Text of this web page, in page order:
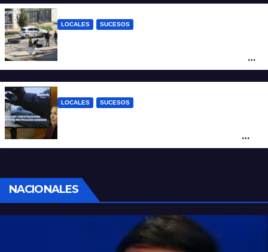
LOCALES SUCESOS
tendida sobre la calzada
LOCALES SUCESOS
con un arma blanca en la ruta 168
NACIONALES